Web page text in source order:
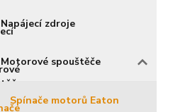
Napájecí zdroje
Motorové spouštěče
Spínače motorů Eaton